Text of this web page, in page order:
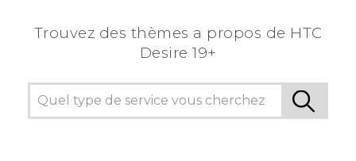
Trouvez des thèmes a propos de ‎HTC
Desire 19+‎